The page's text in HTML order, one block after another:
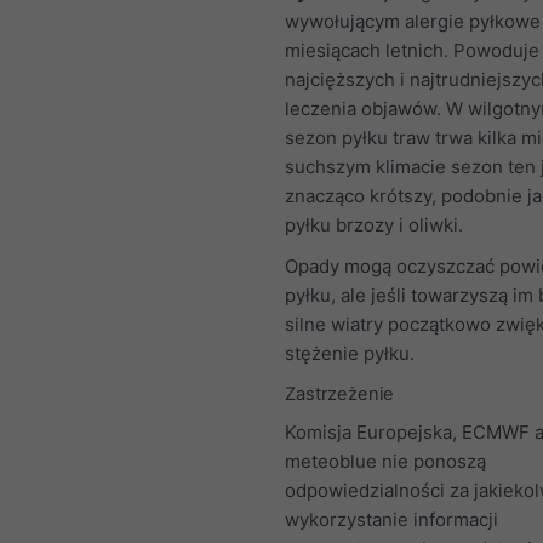
wywołującym alergie
miesiącach letnich.
najcięższych i
leczenia objawów. W
sezon pyłku traw trwa kilka
suchszym klimacie sezon ten
znacząco krótszy, podobnie
pyłku brzozy i oliwki.
Opady mogą oczyszczać
pyłku, ale jeśli towarzyszą im
silne wiatry początkowo
stężenie pyłku.
Zastrzeżenie
Komisja Europejska, ECMWF
meteoblue nie ponoszą
odpowiedzialności za
wykorzystanie informacji